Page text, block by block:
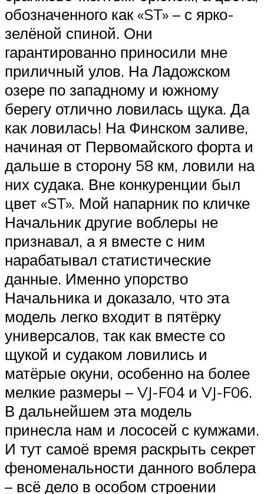
обозначенного как «ST» – с ярко-
зелёной спиной. Они
гарантированно приносили мне
приличный улов. На Ладожском
озере по западному и южному
берегу отлично ловилась щука. Да
как ловилась! На Финском заливе,
начиная от Первомайского форта и
дальше в сторону 58 км, ловили на
них судака. Вне конкуренции был
цвет «ST». Мой напарник по кличке
Начальник другие воблеры не
признавал, а я вместе с ним
нарабатывал статистические
данные. Именно упорство
Начальника и доказало, что эта
модель легко входит в пятёрку
универсалов, так как вместе со
щукой и судаком ловились и
матёрые окуни, особенно на более
мелкие размеры – VJ-F04 и VJ-F06.
В дальнейшем эта модель
принесла нам и лососей с кумжами.
И тут самоё время раскрыть секрет
феноменальности данного воблера
– всё дело в особом строении